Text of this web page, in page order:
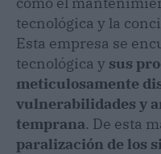
tecnológica y la
Esta empresa se
tecnológica y sus
meticulosamente
vulnerabilidades y
temprana. De esta
paralización de los